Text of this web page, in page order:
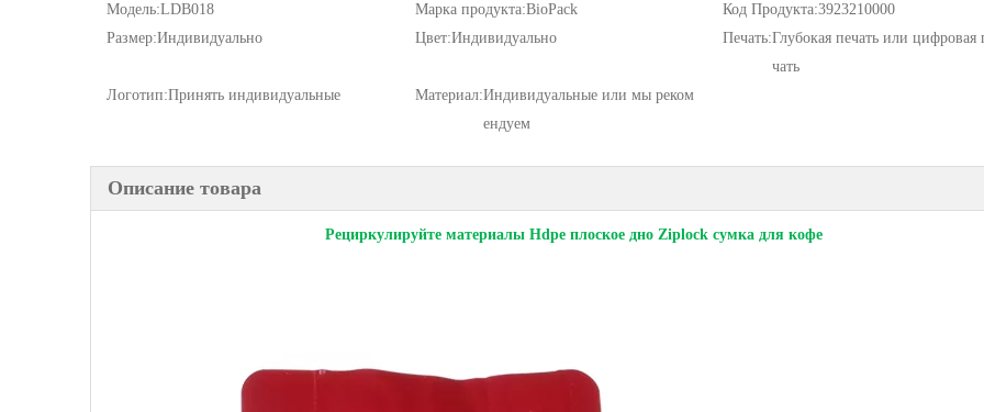
Модель:LDB018 Марка продукта:BioPack Код Продукта:3923210000
Размер:Индивидуально Цвет:Индивидуально Печать:Глубокая печать или цифровая
чать
Логотип:Принять индивидуальные Материал:Индивидуальные или мы реком
ендуем
Описание товара
Рециркулируйте материалы Hdpe плоское дно Ziplock сумка для кофе